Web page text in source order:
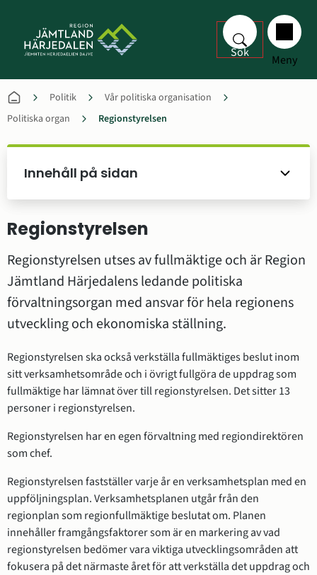
Sök Meny
Politik
Vår politiska organisation
Politiska organ
Regionstyrelsen
Innehåll på sidan
Regionstyrelsen
Regionstyrelsen utses av fullmäktige och är Region
Jämtland Härjedalens ledande politiska
förvaltningsorgan med ansvar för hela regionens
utveckling och ekonomiska ställning.
Regionstyrelsen ska också verkställa fullmäktiges beslut inom
sitt verksamhetsområde och i övrigt fullgöra de uppdrag som
fullmäktige har lämnat över till regionstyrelsen. Det sitter 13
personer i regionstyrelsen.
Regionstyrelsen har en egen förvaltning med regiondirektören
som chef.
Regionstyrelsen fastställer varje år en verksamhetsplan med en
uppföljningsplan. Verksamhetsplanen utgår från den
regionplan som regionfullmäktige beslutat om. Planen
innehåller framgångsfaktorer som är en markering av vad
regionstyrelsen bedömer vara viktiga utvecklingsområden att
fokusera på det närmaste året för att verkställa det uppdrag och